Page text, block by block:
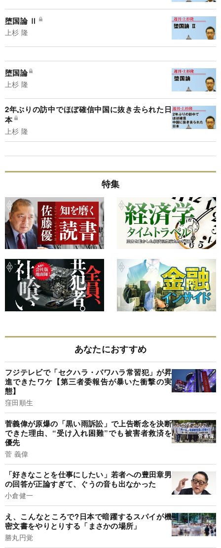
堕国論 Ⅱ
上杉 隆
堕国論
上杉 隆
2年ぶりの訪中でほぼ確信中国に抜き去られた日
本
上杉 隆
特集
あなたにおすすめ
フジテレビで「セクハラ・パワハラ常習犯」が昇
進できたワケ【第三者委報告が暴いた衝撃の実
態】
窪田順生
菅義偉が原爆の「黒い雨訴訟」で上告断念を決断
できた理由、“受け入れ困難”でも被害者救済を
優先
菅 義偉
「好きなことを仕事にしたい」若者への豊田章男
の回答が正論すぎて、ぐうの音も出なかった
小倉健一
え、こんなところで?日本で暗躍するスパイが機
密文書をやりとりする「まさかの場所」
勝丸円覚